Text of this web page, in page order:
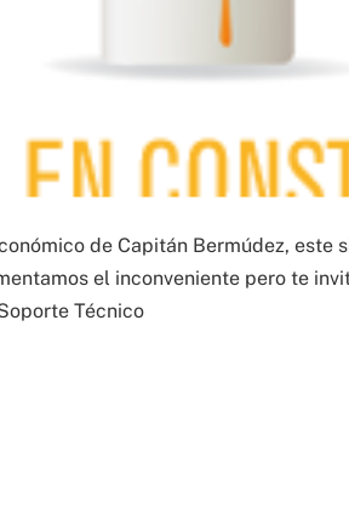
de Capitán Bermúdez, este
el inconveniente pero te
Técnico